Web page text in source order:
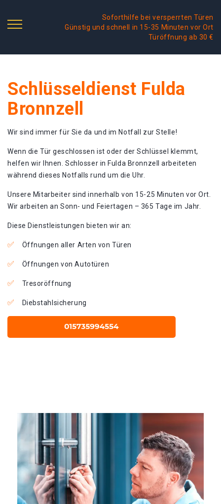
Soforthilfe bei versperrten Türen
Günstig und schnell in 15-35 Minuten vor Ort
Türöffnung ab 30 €
Schlüsseldienst Fulda
Bronnzell
Wir sind immer für Sie da und im Notfall zur Stelle!
Wenn die Tür geschlossen ist oder der Schlüssel klemmt,
helfen wir Ihnen. Schlosser in Fulda Bronnzell arbeiteten
während dieses Notfalls rund um die Uhr.
Unsere Mitarbeiter sind innerhalb von 15-25 Minuten vor Ort.
Wir arbeiten an Sonn- und Feiertagen – 365 Tage im Jahr.
Diese Dienstleistungen bieten wir an:
Öffnungen aller Arten von Türen
Öffnungen von Autotüren
Tresoröffnung
Diebstahlsicherung